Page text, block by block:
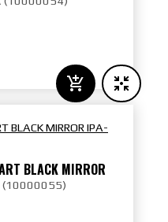
BLACK MIRROR
(10000055)